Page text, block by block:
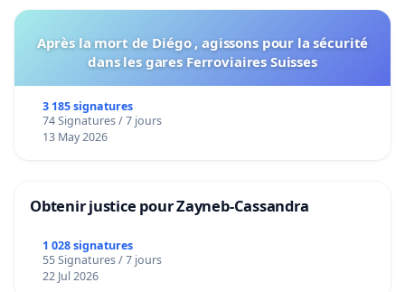
Après la mort de Diégo , agissons pour la sécurité
dans les gares Ferroviaires Suisses
3 185 signatures
74 Signatures / 7 jours
13 May 2026
Obtenir justice pour Zayneb-Cassandra
1 028 signatures
55 Signatures / 7 jours
22 Jul 2026